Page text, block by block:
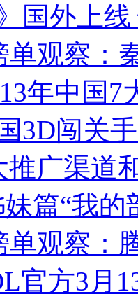
国外上
单观察：
年中国
3D闯关
推广渠道
篇“我
单观察：
官方3月